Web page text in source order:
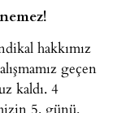
hakkımız
geçen
kaldı. 4
5. günü.